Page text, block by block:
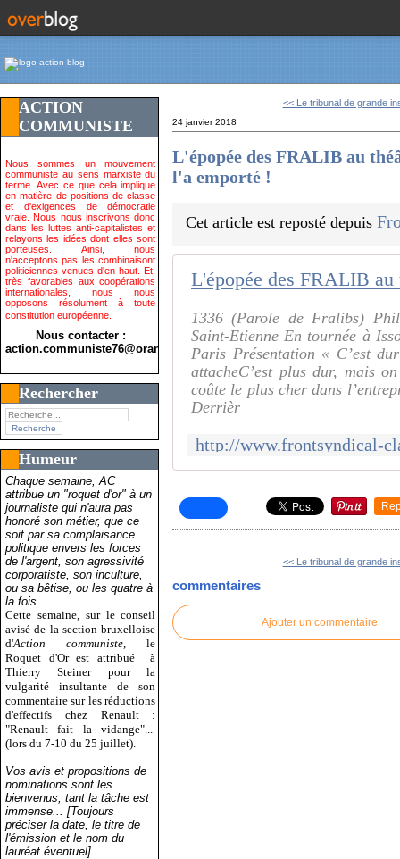
ACTION
COMMUNISTE
Nous sommes un mouvement
communiste au sens marxiste du
terme. Avec ce que cela implique
en matière de positions de classe
et d'exigences de démocratie
vraie. Nous nous inscrivons donc
dans les luttes anti-capitalistes et
relayons les idées dont elles sont
porteuses. Ainsi, nous
n'acceptons pas les combinaisont
politiciennes venues d'en-haut. Et,
très favorables aux coopérations
internationales, nous nous
opposons résolument à toute
constitution européenne.
Nous contacter :
action.communiste76@orange.fr>
Rechercher
Humeur
Chaque semaine, AC
attribue un "roquet d'or" à un
journaliste qui n'aura pas
honoré son métier, que ce
soit par sa complaisance
politique envers les forces
de l'argent, son agressivité
corporatiste, son inculture,
ou sa bêtise, ou les quatre à
la fois.
Cette semaine, sur le conseil
avisé de la section bruxelloise
d'Action communiste , le
Roquet d'Or est attribué
à
Thierry Steiner pour la
vulgarité insultante de son
commentaire sur les réductions
d'effectifs chez Renault :
"Renault fait la vidange"...
(lors du 7-10 du 25 juillet).
Vos avis et propositions de
nominations sont les
bienvenus, tant la tâche est
immense... [Toujours
préciser la date, le titre de
l'émission et le nom du
lauréat éventuel].
<< Le tribunal de grande
24 janvier 2018
L'épopée des FRALIB au
l'a emporté !
Cet article est reposté depuis
1336 (Parole de Fralibs)
Saint-Etienne En tournée à
Paris Présentation « C’est
attacheC’est plus dur, mais
coûte le plus cher dans
Derrièr
<< Le tribunal de grande
commentaires
Ajouter un commentaire